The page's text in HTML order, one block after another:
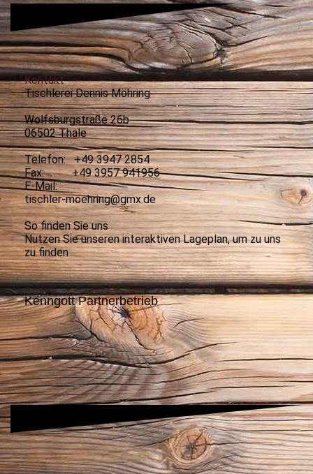
Kontakt
Tischlerei Dennis Möhring
Wolfsburgstraße 26b
06502 Thale
Telefon: +49 3947 2854
Fax: +49 3957 941956
E-Mail:
tischler-moehring@gmx.de
So finden Sie uns
Nutzen Sie unseren interaktiven La­ge­plan, um zu uns
zu finden
Kenngott Partnerbetrieb